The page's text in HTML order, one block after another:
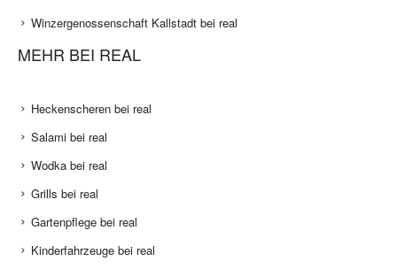
Winzergenossenschaft Kallstadt bei real
MEHR BEI REAL
Heckenscheren bei real
Salami bei real
Wodka bei real
Grills bei real
Gartenpflege bei real
Kinderfahrzeuge bei real